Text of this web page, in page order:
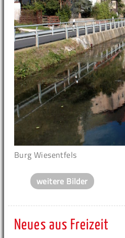
Burg Wiesentfels
weitere Bilder
Neues aus Freizeit